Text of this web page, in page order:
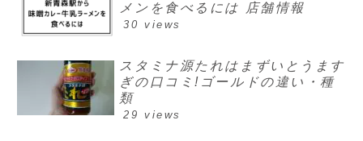
メンを食べるには 店舗情報
30 views
スタミナ源たれはまずいとうます
ぎの口コミ!ゴールドの違い・種
類
29 views